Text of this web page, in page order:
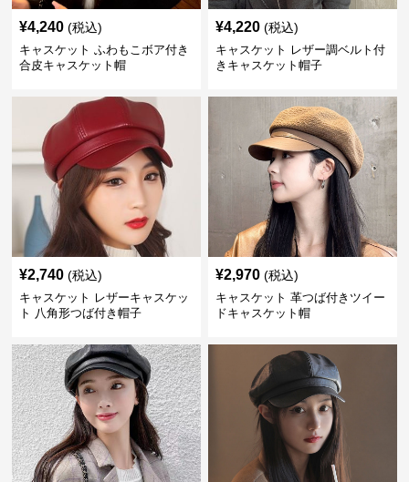
¥4,240 (税込)
キャスケット ふわもこボア付き
合皮キャスケット帽
¥4,220 (税込)
キャスケット レザー調ベルト付
きキャスケット帽子
¥2,740 (税込)
キャスケット レザーキャスケッ
ト 八角形つば付き帽子
¥2,970 (税込)
キャスケット 革つば付きツイー
ドキャスケット帽